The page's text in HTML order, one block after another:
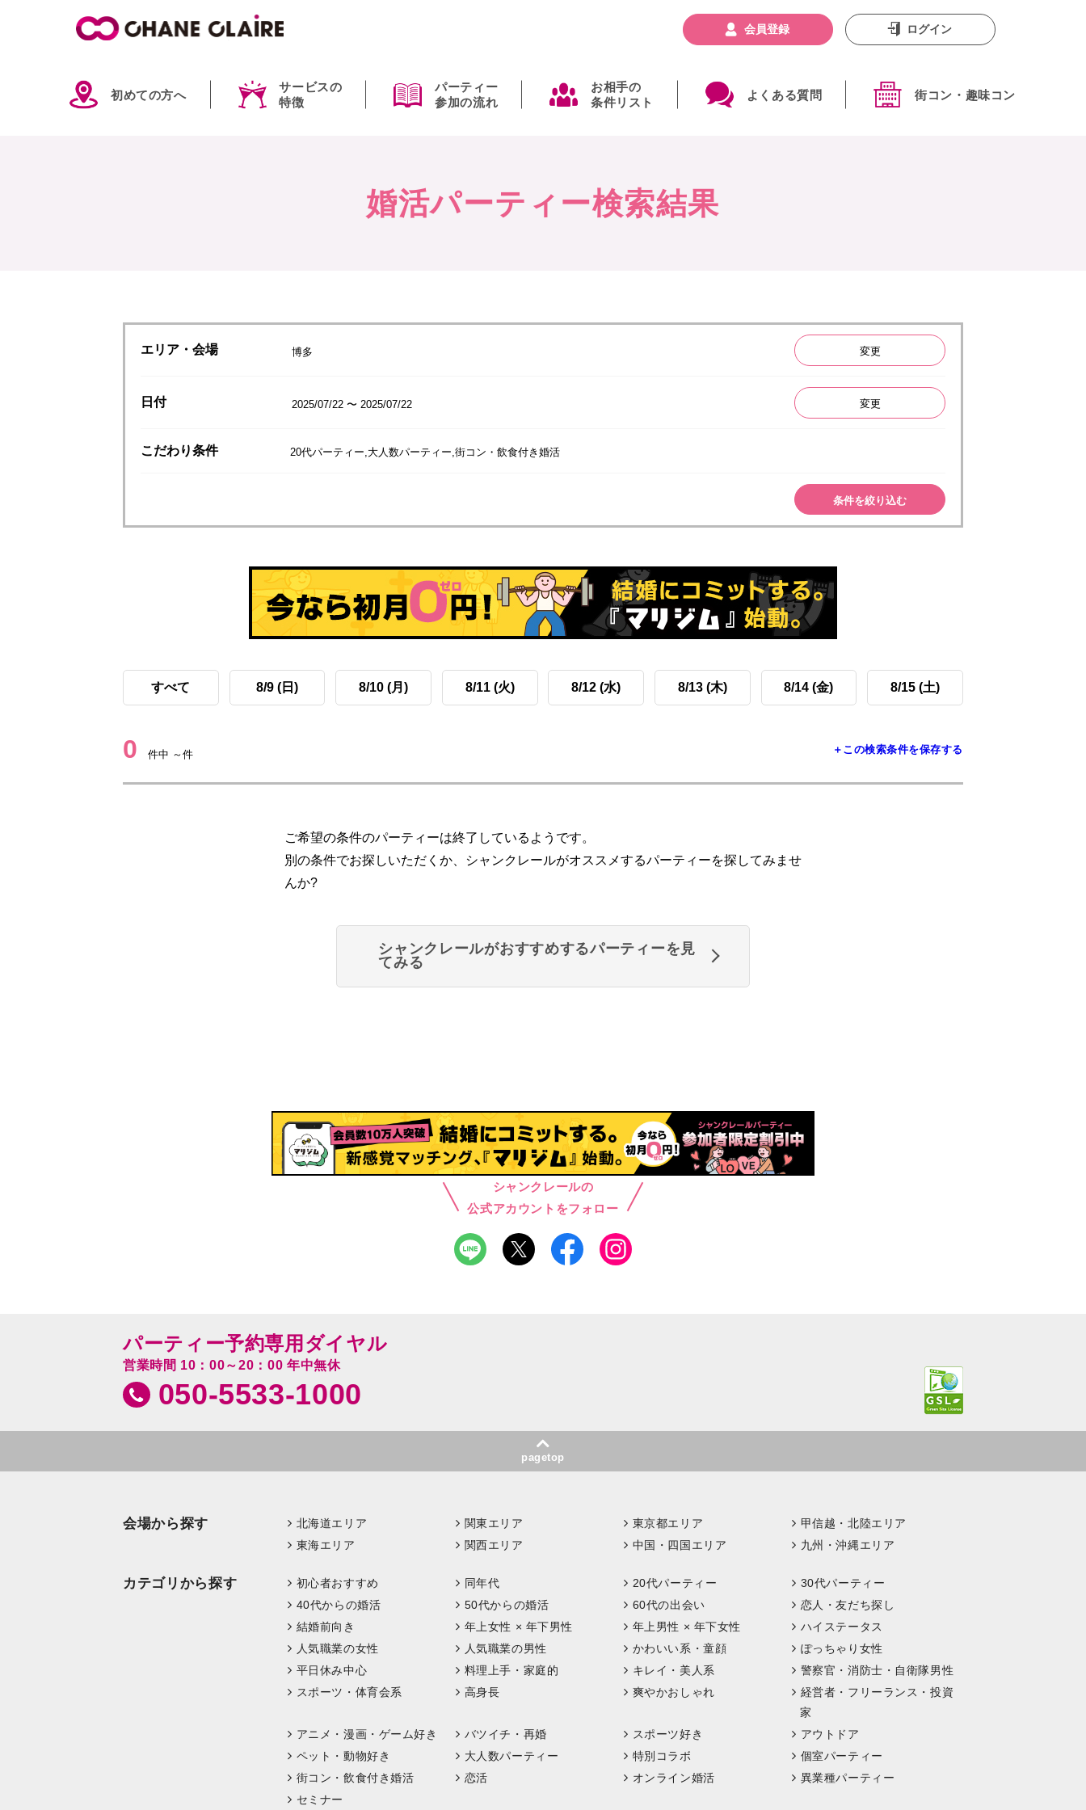
初めての方へ
サービスの
特徴
パーティー
参加の流れ
お相手の
条件リスト
よくある質問 街コン・趣味コン
会員登録 ログイン
婚活パーティー検索結果
エリア・会場 博多 変更
日付 2025/07/22 〜 2025/07/22 変更
こだわり条件 20代パーティー,大人数パーティー,街コン・飲食付き婚活
条件を絞り込む
すべて 8/9 (日) 8/10 (月) 8/11 (火) 8/12 (水) 8/13 (木) 8/14 (金) 8/15 (土)
0 件中 ～件 ＋この検索条件を保存する
ご希望の条件のパーティーは終了しているようです。
別の条件でお探しいただくか、シャンクレールがオススメするパーティーを探してみませ
んか?
シャンクレールがおすすめするパーティーを見
てみる
シャンクレールの
公式アカウントをフォロー
パーティー予約専用ダイヤル
営業時間 10：00～20：00 年中無休
050-5533-1000
pagetop
会場から探す 北海道エリア 関東エリア 東京都エリア
甲信越・北陸エリア
東海エリア
関西エリア 中国・四国エリア 九州・沖縄エリア
カテゴリから探す 初心者おすすめ 同年代 20代パーティー
30代パーティー
40代からの婚活
50代からの婚活 60代の出会い
恋人・友だち探し
結婚前向き
年上女性 × 年下男性 年上男性 × 年下女性
ハイステータス
人気職業の女性
人気職業の男性 かわいい系・童顔
ぽっちゃり女性
平日休み中心
料理上手・家庭的 キレイ・美人系
警察官・消防士・自衛隊男性
スポーツ・体育会系
高身長 爽やかおしゃれ
経営者・フリーランス・投資
家
アニメ・漫画・ゲーム好き
バツイチ・再婚 スポーツ好き
アウトドア
ペット・動物好き
大人数パーティー 特別コラボ
個室パーティー
街コン・飲食付き婚活
恋活 オンライン婚活
異業種パーティー
セミナー